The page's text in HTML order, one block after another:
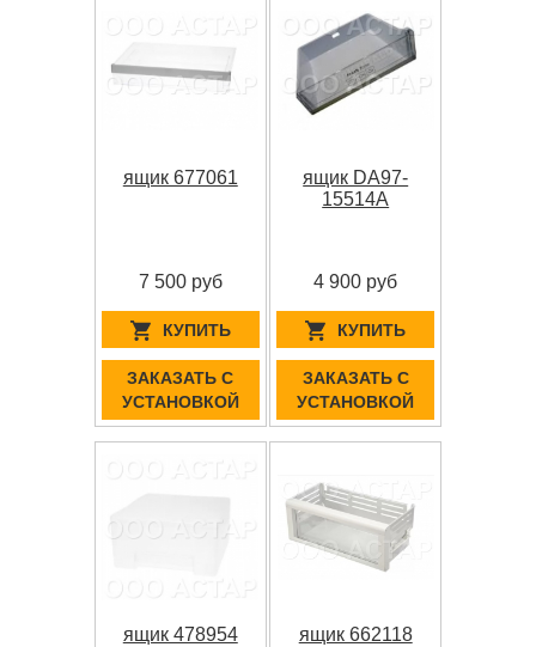
ящик 677061
7 500 руб
КУПИТЬ
ЗАКАЗАТЬ С
УСТАНОВКОЙ
ящик DA97-
15514A
4 900 руб
КУПИТЬ
ЗАКАЗАТЬ С
УСТАНОВКОЙ
ящик 478954 ящик 662118